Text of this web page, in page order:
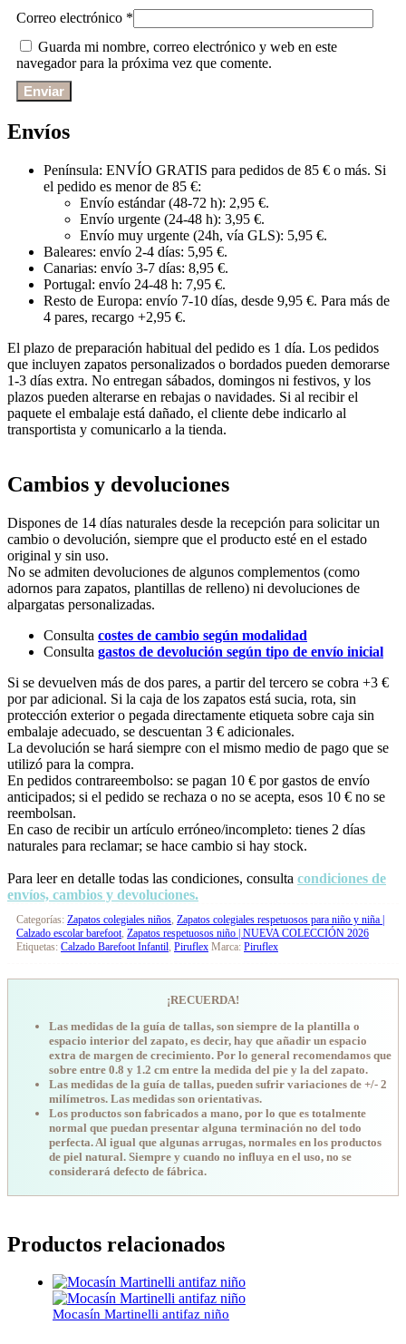
Correo electrónico *
Guarda mi nombre, correo electrónico y web en este
navegador para la próxima vez que comente.
Envíos
Península: ENVÍO GRATIS para pedidos de 85 € o más. Si
el pedido es menor de 85 €:
Envío estándar (48-72 h): 2,95 €.
Envío urgente (24-48 h): 3,95 €.
Envío muy urgente (24h, vía GLS): 5,95 €.
Baleares: envío 2-4 días: 5,95 €.
Canarias: envío 3-7 días: 8,95 €.
Portugal: envío 24-48 h: 7,95 €.
Resto de Europa: envío 7-10 días, desde 9,95 €. Para más de
4 pares, recargo +2,95 €.
El plazo de preparación habitual del pedido es 1 día. Los pedidos
que incluyen zapatos personalizados o bordados pueden demorarse
1-3 días extra. No entregan sábados, domingos ni festivos, y los
plazos pueden alterarse en rebajas o navidades. Si al recibir el
paquete el embalaje está dañado, el cliente debe indicarlo al
transportista y comunicarlo a la tienda.
Cambios y devoluciones
Dispones de 14 días naturales desde la recepción para solicitar un
cambio o devolución, siempre que el producto esté en el estado
original y sin uso.
No se admiten devoluciones de algunos complementos (como
adornos para zapatos, plantillas de relleno) ni devoluciones de
alpargatas personalizadas.
Consulta costes de cambio según modalidad
Consulta gastos de devolución según tipo de envío inicial
Si se devuelven más de dos pares, a partir del tercero se cobra +3 €
por par adicional. Si la caja de los zapatos está sucia, rota, sin
protección exterior o pegada directamente etiqueta sobre caja sin
embalaje adecuado, se descuentan 3 € adicionales.
La devolución se hará siempre con el mismo medio de pago que se
utilizó para la compra.
En pedidos contrareembolso: se pagan 10 € por gastos de envío
anticipados; si el pedido se rechaza o no se acepta, esos 10 € no se
reembolsan.
En caso de recibir un artículo erróneo/incompleto: tienes 2 días
naturales para reclamar; se hace cambio si hay stock.
Para leer en detalle todas las condiciones, consulta condiciones de
envíos, cambios y devoluciones.
Categorías: Zapatos colegiales niños Zapatos colegiales respetuosos para niño y niña |
Calzado escolar barefoot Zapatos respetuosos niño | NUEVA COLECCIÓN 2026
Etiquetas: Calzado Barefoot Infantil Piruflex Marca: Piruflex
¡RECUERDA!
Las medidas de la guía de tallas, son siempre de la plantilla o
espacio interior del zapato, es decir, hay que añadir un espacio
extra de margen de crecimiento. Por lo general recomendamos que
sobre entre 0.8 y 1.2 cm entre la medida del pie y la del zapato.
Las medidas de la guía de tallas, pueden sufrir variaciones de +/- 2
milímetros. Las medidas son orientativas.
Los productos son fabricados a mano, por lo que es totalmente
normal que puedan presentar alguna terminación no del todo
perfecta. Al igual que algunas arrugas, normales en los productos
de piel natural. Siempre y cuando no influya en el uso, no se
considerará defecto de fábrica.
Productos relacionados
Mocasín Martinelli antifaz niño